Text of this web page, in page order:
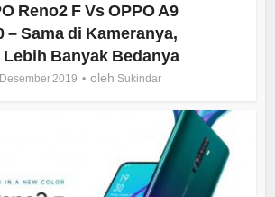
Reno2 F Vs OPPO A9
– Sama di Kameranya,
Lebih Banyak Bedanya
2019 oleh Sukindar